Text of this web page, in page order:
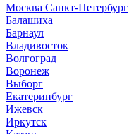
Москва Санкт-Петербург
Балашиха
Барнаул
Владивосток
Волгоград
Воронеж
Выборг
Екатеринбург
Ижевск
Иркутск